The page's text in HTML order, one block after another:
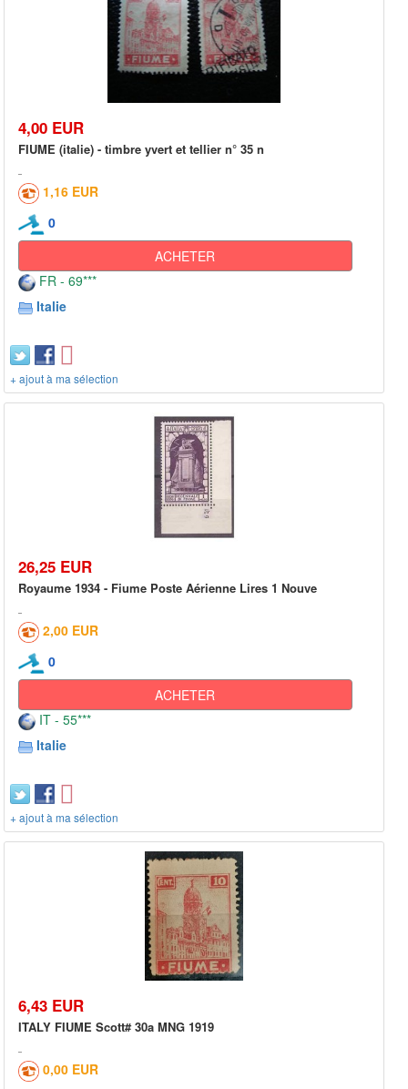
4,00 EUR
FIUME (italie) - timbre yvert et tellier n° 35 n
1,16 EUR
0
ACHETER
FR - 69***
Italie
+ ajout à ma sélection
26,25 EUR
Royaume 1934 - Fiume Poste Aérienne Lires 1 Nouve
2,00 EUR
0
ACHETER
IT - 55***
Italie
+ ajout à ma sélection
6,43 EUR
ITALY FIUME Scott# 30a MNG 1919
0,00 EUR